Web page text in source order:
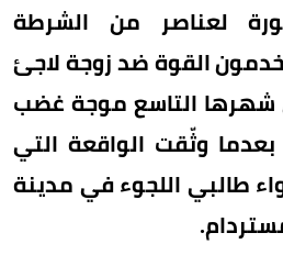
لعناصر من الشرطة
القوة ضد زوجة لاجئ
التاسع موجة غضب
وثّقت الواقعة التي
طالبي اللجوء في مدينة